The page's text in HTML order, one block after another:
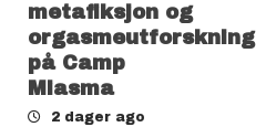
metafiksjon og
orgasmeutforskning
på Camp
Miasma
2 dager ago